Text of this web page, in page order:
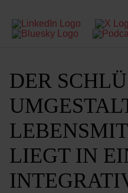
DER
LIEGT IN